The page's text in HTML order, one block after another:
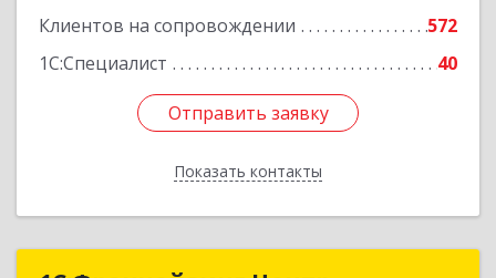
Клиентов на сопровождении
572
1С:Специалист
40
Отправить заявку
Показать контакты
Отправить заявку
Назад